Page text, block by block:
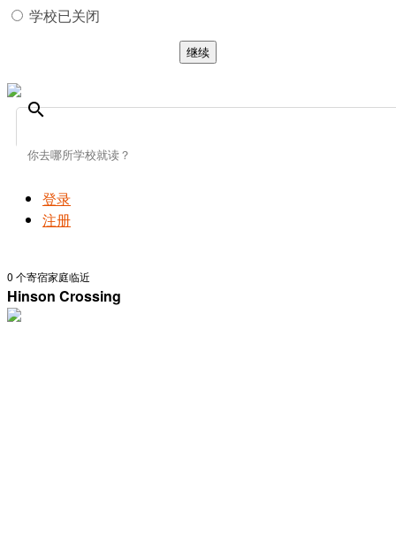
学校已关闭
继续
search
登录
注册
0 个寄宿家庭临近
Hinson Crossing